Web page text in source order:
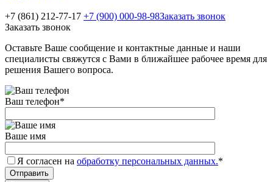
+7 (861) 212-77-17 +7 (900) 000-98-98Заказать звонок
Заказать звонок
Оставьте Ваше сообщение и контактные данные и наши
специалисты свяжутся с Вами в ближайшее рабочее время для
решения Вашего вопроса.
Ваш телефон*
Ваше имя
Я согласен на обработку персональных данных.*